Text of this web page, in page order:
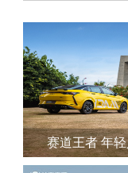
赛道王者 年